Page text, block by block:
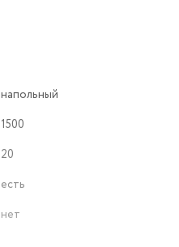
напольный
1500
20
есть
нет